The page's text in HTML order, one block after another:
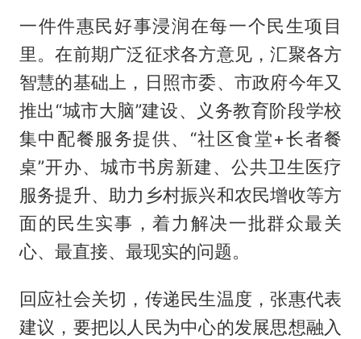
一件件惠民好事浸润在每一个民生项目
里。在前期广泛征求各方意见，汇聚各方
智慧的基础上，日照市委、市政府今年又
推出“城市大脑”建设、义务教育阶段学校
集中配餐服务提供、“社区食堂+长者餐
桌”开办、城市书房新建、公共卫生医疗
服务提升、助力乡村振兴和农民增收等方
面的民生实事，着力解决一批群众最关
心、最直接、最现实的问题。
回应社会关切，传递民生温度，张惠代表
建议，要把以人民为中心的发展思想融入